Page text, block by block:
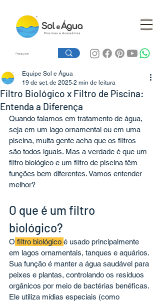
Filtro Biológico x Filtro de Piscina:
Entenda a Diferença
Equipe Sol e Água
19 de set. de 2025 2 min de leitura
Quando falamos em tratamento de água,
seja em um lago ornamental ou em uma
piscina, muita gente acha que os filtros
são todos iguais. Mas a verdade é que um
filtro biológico e um filtro de piscina têm
funções bem diferentes. Vamos entender
melhor?
O que é um filtro
biológico?
O filtro biológico é usado principalmente
em lagos ornamentais, tanques e aquários.
Sua função é manter a água saudável para
peixes e plantas, controlando os resíduos
orgânicos por meio de bactérias benéficas.
Ele utiliza mídias especiais (como